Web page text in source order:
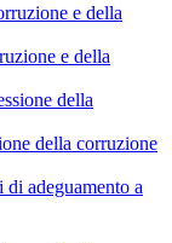
e della
e della
della
della corruzione
adeguamento a